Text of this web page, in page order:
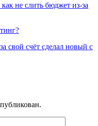
не слить бюджет из-за
свой счёт сделал новый с